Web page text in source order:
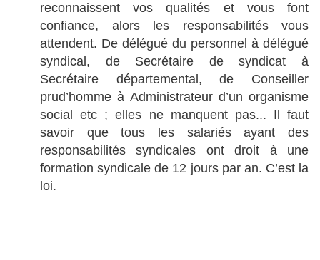
reconnaissent vos qualités et vous font
confiance, alors les responsabilités vous
attendent. De délégué du personnel à délégué
syndical, de Secrétaire de syndicat à
Secrétaire départemental, de Conseiller
prud’homme à Administrateur d’un organisme
social etc ; elles ne manquent pas... Il faut
savoir que tous les salariés ayant des
responsabilités syndicales ont droit à une
formation syndicale de 12 jours par an. C’est la
loi.